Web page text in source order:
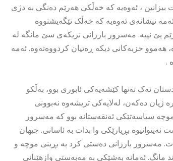
، ئەوەیە کە خەڵکی هەرێم دەنگی بە دژی
ئەمە نیشانەی ئەوەیە کە خەڵک تێگەیشتووە
پێ نییە. مەسرور بارزانی نزیکەی سێ مانگە لە
هەموو حزبەکانی دیکە ڕەتیان کردووەتەوە. ئەمە
.
نەک تەنها کێشەیەکی ئابوری بوو، بەڵکو
ژیان دەکەن، لەلایەکی تریشەوە نەبوونی
سیاسەتێکی ئەنقەستانە بوو کە مەسرور
بڕیارێکی وا بدات بە ئاسانی. جیهان
مەسرور بارزانی دەستی کرد بە بڕینی موچە و
مانگ. ئەمانە بەشێکی بە مەبەستی وازهێنانی